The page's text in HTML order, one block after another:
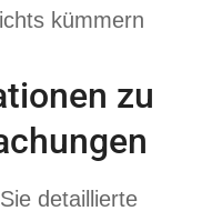
kümmern
zu
detaillierte